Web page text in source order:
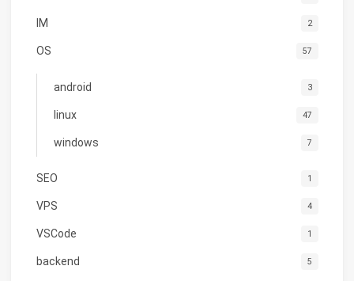
IM 2
OS 57
android 3
linux 47
windows 7
SEO 1
VPS 4
VSCode 1
backend 5